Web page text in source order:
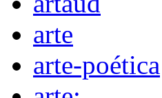
arte
arte-poética